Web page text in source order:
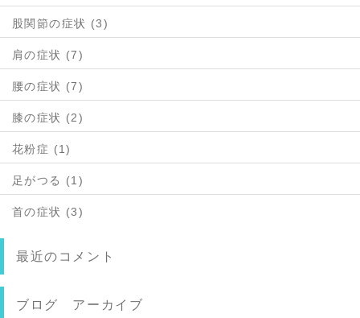
股関節の症状 (3)
肩の症状 (7)
腰の症状 (7)
膝の症状 (2)
花粉症 (1)
足がつる (1)
首の症状 (3)
最近のコメント
ブログ アーカイブ